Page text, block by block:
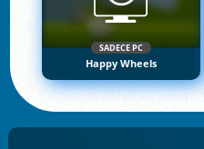
SADECE PC
Happy Wheels